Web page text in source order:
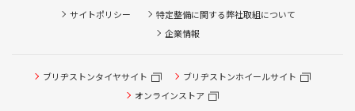
サイトポリシー
特定整備に関する弊社取組について
企業情報
ブリヂストンタイヤサイト
ブリヂストンホイールサイト
オンラインストア